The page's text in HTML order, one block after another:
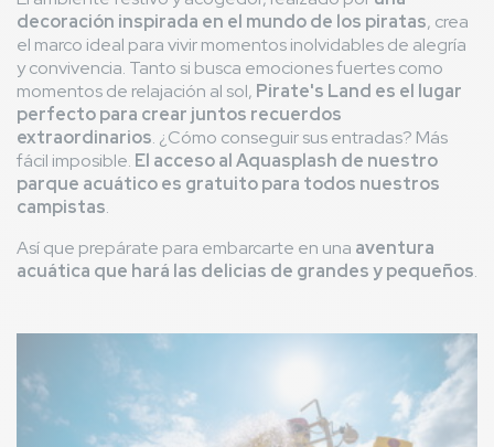
decoración inspirada en el mundo de los piratas, crea
el marco ideal para vivir momentos inolvidables de alegría
y convivencia. Tanto si busca emociones fuertes como
momentos de relajación al sol, Pirate's Land es el lugar
perfecto para crear juntos recuerdos
extraordinarios. ¿Cómo conseguir sus entradas? Más
fácil imposible. El acceso al Aquasplash de nuestro
parque acuático es gratuito para todos nuestros
campistas.
Así que prepárate para embarcarte en una aventura
acuática que hará las delicias de grandes y pequeños.